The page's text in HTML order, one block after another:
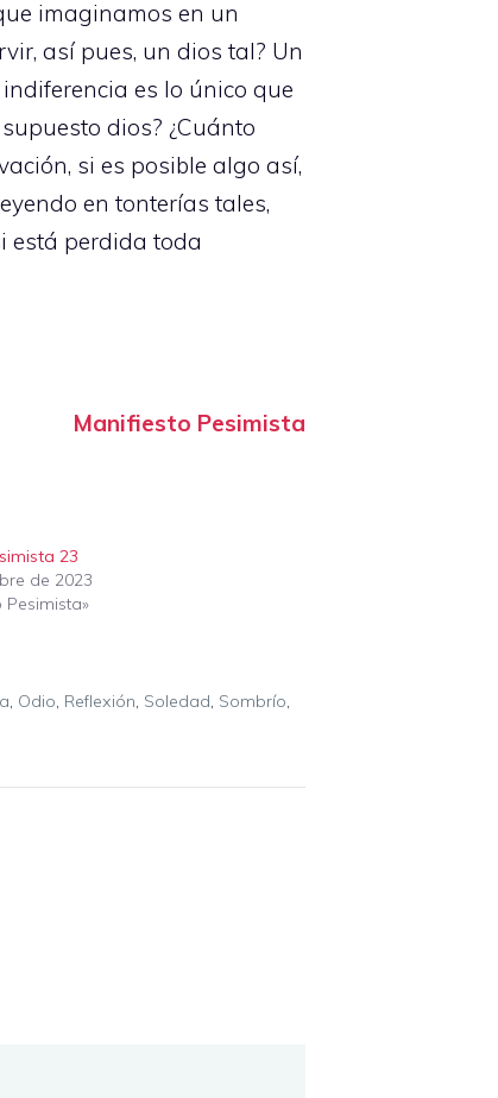
imaginamos en un
así pues, un dios tal? Un
es lo único que
dios? ¿Cuánto
si es posible algo así,
en tonterías tales,
está perdida toda
Manifiesto Pesimista
23
de 2023
Pesimista»
, Odio, Reflexión, Soledad, Sombrío,